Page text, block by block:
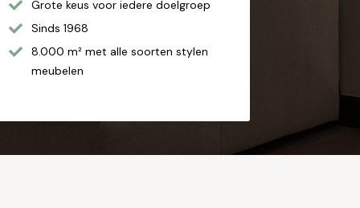
Grote keus voor iedere doelgroep
Sinds 1968
8.000 m² met alle soorten stylen
meubelen